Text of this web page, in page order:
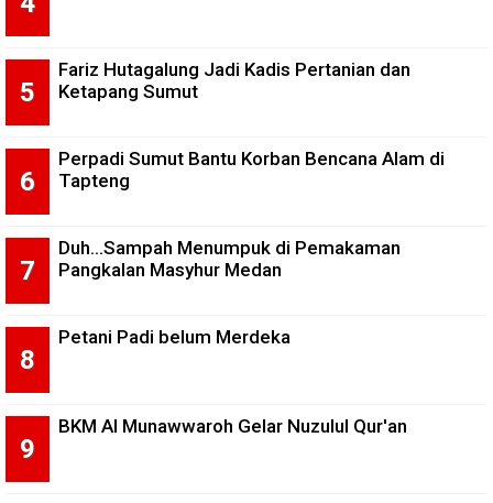
Fariz Hutagalung Jadi Kadis Pertanian dan
Ketapang Sumut
Perpadi Sumut Bantu Korban Bencana Alam di
Tapteng
Duh...Sampah Menumpuk di Pemakaman
Pangkalan Masyhur Medan
Petani Padi belum Merdeka
BKM Al Munawwaroh Gelar Nuzulul Qur'an